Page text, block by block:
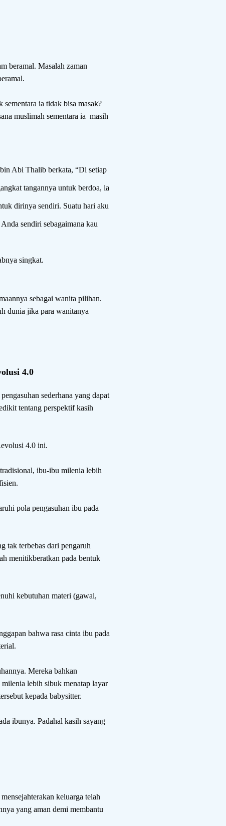
beramal. Masalah zaman
ia tidak bisa masak?
muslimah sementara ia masih
Abi Thalib berkata, “Di setiap
tangannya untuk berdoa, ia
dirinya sendiri. Suatu hari aku
sendiri sebagaimana kau
singkat.
sebagai wanita pilihan.
dunia jika para wanitanya
4.0
sederhana yang dapat
tentang perspektif kasih
4.0 ini.
ibu-ibu milenia lebih
pola pengasuhan ibu pada
tak terbebas dari pengaruh
menitikberatkan pada bentuk
kebutuhan materi (gawai,
bahwa rasa cinta ibu pada
Mereka bahkan
lebih sibuk menatap layar
kepada babysitter.
ibunya. Padahal kasih sayang
keluarga telah
yang aman demi membantu